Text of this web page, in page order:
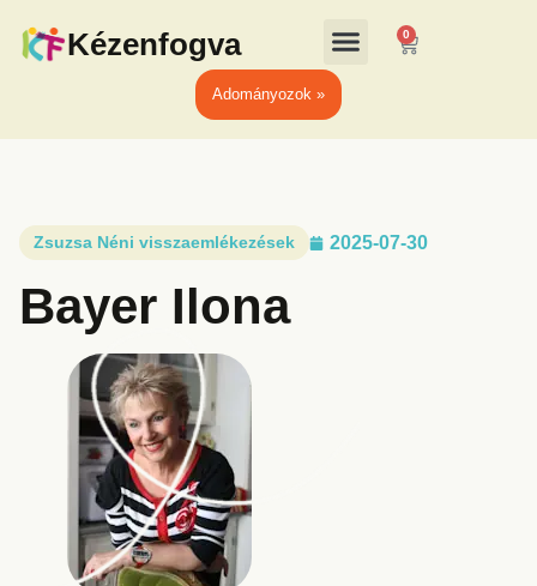
Kézenfogva 0
Adományozok »
Zsuzsa Néni visszaemlékezések 2025-07-30
Bayer Ilona